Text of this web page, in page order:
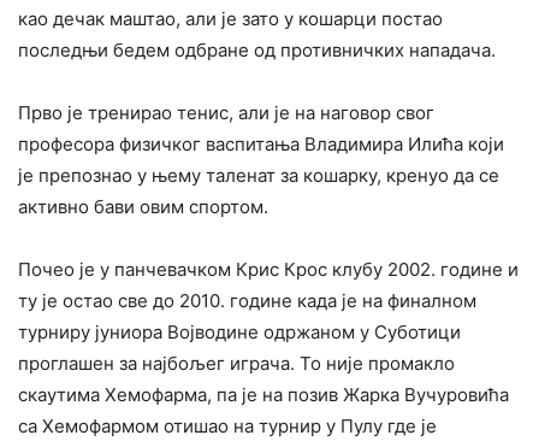
као дечак маштао, али је зато у кошарци постао
последњи бедем одбране од противничких нападача.
Прво је тренирао тенис, али је на наговор свог
професора физичког васпитања Владимира Илића који
је препознао у њему таленат за кошарку, кренуо да се
активно бави овим спортом.
Почео је у панчевачком Крис Крос клубу 2002. године и
ту је остао све до 2010. године када је на финалном
турниру јуниора Војводине одржаном у Суботици
проглашен за најбољег играча. То није промакло
скаутима Хемофарма, па је на позив Жарка Вучуровића
са Хемофармом отишао на турнир у Пулу где је